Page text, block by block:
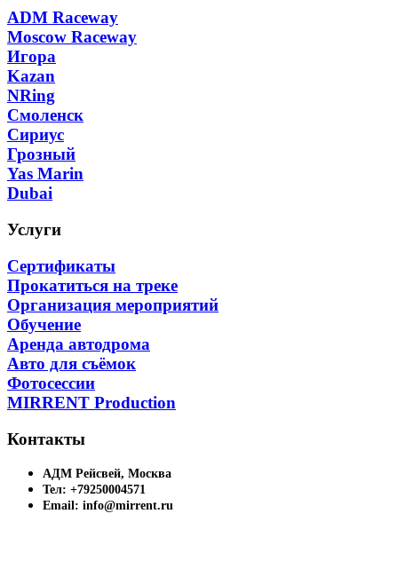
ADM Raceway
Moscow Raceway
Игора
Kazan
NRing
Смоленск
Сириус
Грозный
Yas Marin
Dubai
Услуги
Сертификаты
Прокатиться на треке
Организация мероприятий
Обучение
Аренда автодрома
Авто для съёмок
Фотосессии
MIRRENT Production
Контакты
АДМ Рейсвей, Москва
Тел: +79250004571
Email: info@mirrent.ru